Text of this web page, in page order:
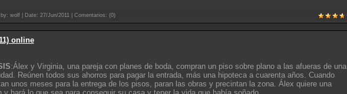
by: wolf | Date: 27/Jun/2011 | Comentarios: (0)
online
:Álex y Virginia, una pareja con planes de boda, compran un piso sobre plano a las afueras de una
Reúnen todos sus ahorros para pagar la entrada, más una hipoteca a cuarenta años. Cuando
unos meses para la entrega de los pisos, paran las obras y precintan la zona. Álex quiere una